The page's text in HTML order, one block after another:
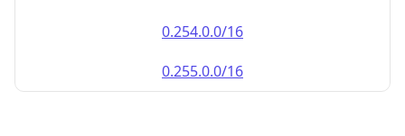
0.254.0.0/16
0.255.0.0/16